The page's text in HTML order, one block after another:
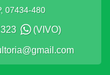
, 07434-480
(VIVO)